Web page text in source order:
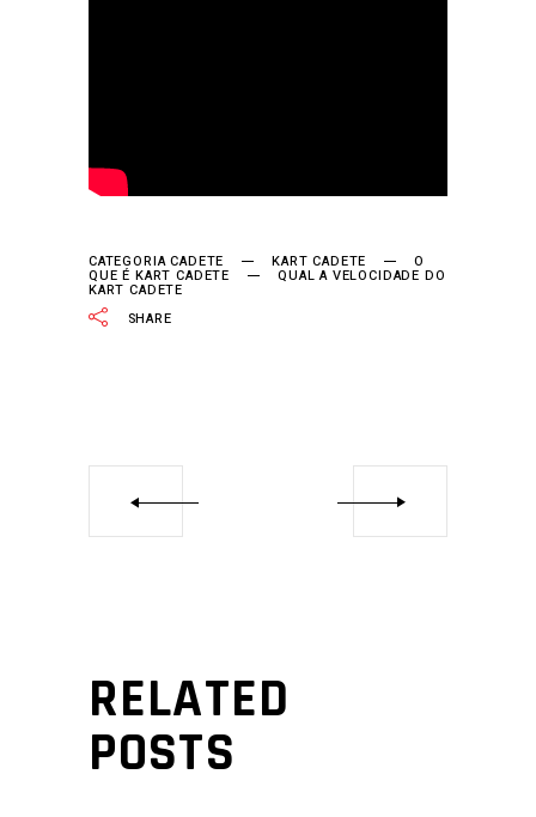
CATEGORIA CADETE KART CADETE O
QUE É KART CADETE QUAL A VELOCIDADE DO
KART CADETE
SHARE
RELATED
POSTS